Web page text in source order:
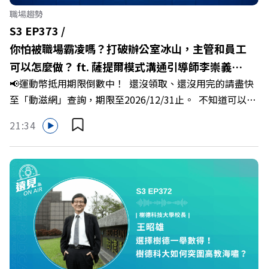
轉化為凝聚團隊與縣民認同感的力量？🔺在迎向黃金十年的
新局下，嘉義如何打造子弟能安心安居的未來？ 主持人／
遠見雜誌副社長兼遠見智庫總編輯 李建興 與談人／嘉義縣
縣長 翁章梁、立法委員 蔡易餘、財信傳媒集團董事長 謝金
河、紙風車劇團創辦人 李永豐、嘉義縣人力發展所所長 許
喻理+++++🎂歡慶遠見40歲生日！手速搶下破天荒的獨家
優惠>>>https://gvmkt.pse.is/9e5pbz✨關注《遠見》更多
的社群：LINE：https://reurl.cc/A4ELQpIG：
https://bit.ly/3AjBWNVYT：https://bit.ly/38jNi9k
職場趨勢
S3 EP373 /
你怕被職場霸凌嗎？打破辦公室冰山，主管和員工
可以怎麼做？ ft. 薩提爾模式溝通引導師李崇義、
謝佳芸
📢運動幣抵用期限倒數中！ 還沒領取、還沒用完的請盡快
至「動滋網」查詢，期限至2026/12/31止。 不知道可以在
哪裡使用嗎？ 上「動滋網」【合作店家】專區，全台五千
多家合作業者任你選，馬上來找適用地點！ ➡️
https://fstry.pse.is/9epct2 —— 以上為 FMTaiwan 與
Firstory Podcast 廣告 —— 你常在職場中感到焦慮、害怕
犯錯，甚至覺得自己正遭受不友善的對待或霸凌嗎？當工作
中的人際摩擦、怕輸怕失敗的緊繃感成為日常，我們不能只
是委屈討好或一味逃避，更需要學會看透人際互動底層的
「職場冰山」。 本集《遠見 ON AIR》邀請到薩提爾模式溝
通引導師、天下文化新書《透視職場冰山》作者李崇義與謝
佳芸老師，帶你透過「冰山理論」拆解職場上的對立與衝
21:34